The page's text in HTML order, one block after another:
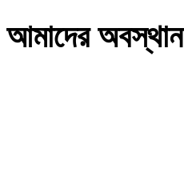
আমাদের অবস্থান